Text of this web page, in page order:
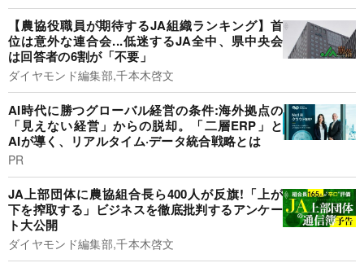
【農協役職員が期待するJA組織ランキング】首
位は意外な連合会...低迷するJA全中、県中央会
は回答者の6割が「不要」
ダイヤモンド編集部,千本木啓文
AI時代に勝つグローバル経営の条件:海外拠点の
「見えない経営」からの脱却。「二層ERP」と
AIが導く、リアルタイム·データ統合戦略とは
PR
JA上部団体に農協組合長ら400人が反旗!「上が
下を搾取する」ビジネスを徹底批判するアンケー
ト大公開
ダイヤモンド編集部,千本木啓文